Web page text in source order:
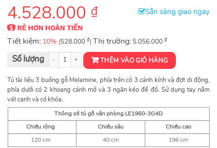
4.528.000 ₫ Sẵn sàng giao ngay
Tiết kiệm: 10% (528.000 ₫) Thị trường: 5.056.000 ₫
Tủ gỗ văn phòng LE1960-3G4D số lượngTHÊM VÀO GIỎ HÀNG
Tủ tài liệu 3 buồng gỗ Melamine, phía trên có 3 cánh kính và đợt di động,
phía dưới có 2 khoang cánh mở và 3 ngăn kéo để đồ. Sử dụng tay nắm
vát cạnh và có khóa.
Thông số tủ gỗ văn phòng LE1960-3G4D
Chiều rộng
Chiều sâu
Chiều cao
120 cm
40 cm 196 cm